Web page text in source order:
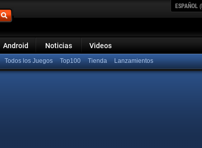
ESPAÑOL (
Android Noticias Videos
Todos los Juegos Top100 Lanzamientos